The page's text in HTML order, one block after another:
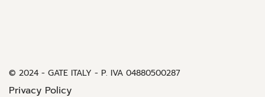
© 2024 - GATE ITALY - P. IVA 04880500287
Privacy Policy